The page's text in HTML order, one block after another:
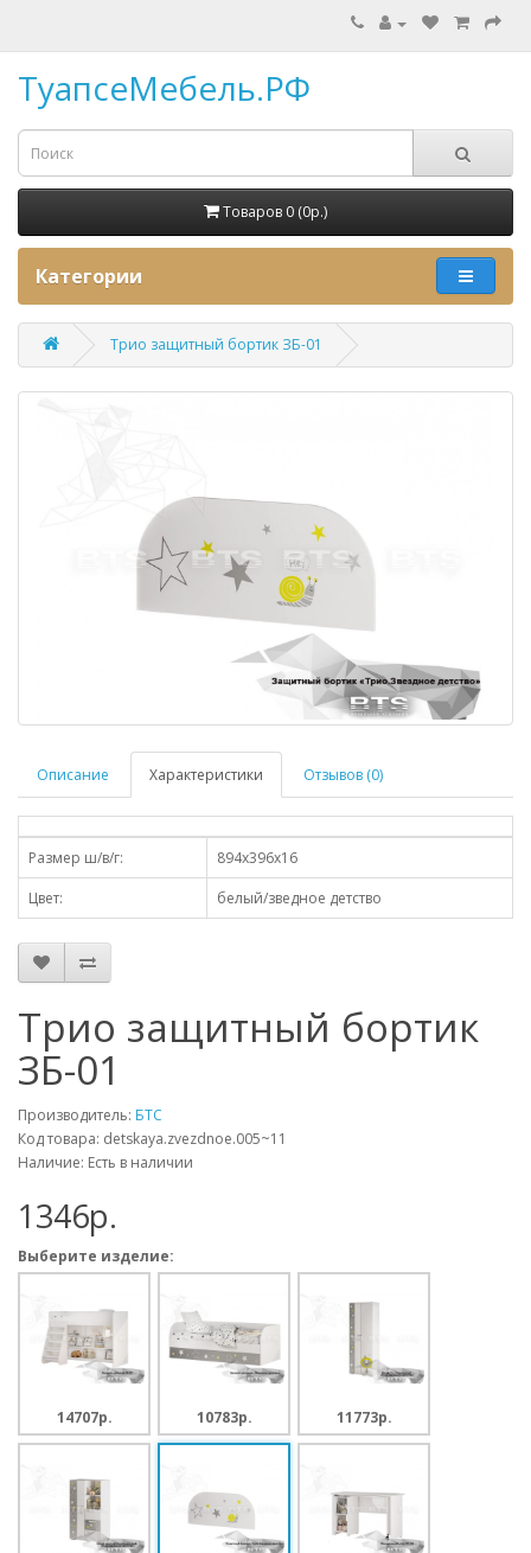
ТуапсеМебель.РФ
Товаров 0 (0p.)
Категории
Трио защитный бортик ЗБ-01
Описание Характеристики Отзывов (0)
Размер ш/в/г:
894х396х16
Цвет:
белый/зведное детство
Трио защитный бортик
ЗБ-01
Производитель: БТС
Код товара: detskaya.zvezdnoe.005~11
Наличие: Есть в наличии
1346p.
Выберите изделие:
14707p. 10783p. 11773p.